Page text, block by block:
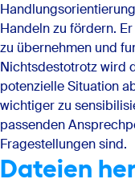
Handeln zu fördern.
zu übernehmen und
Nichtsdestotrotz wird
potenzielle Situation
wichtiger zu
passenden
Fragestellungen sind.
Dateien